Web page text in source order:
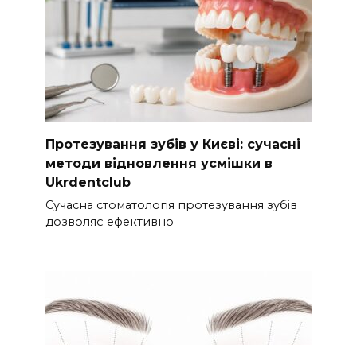
Протезування зубів у Києві: сучасні
методи відновлення усмішки в
Ukrdentclub
Сучасна стоматологія протезування зубів
дозволяє ефективно